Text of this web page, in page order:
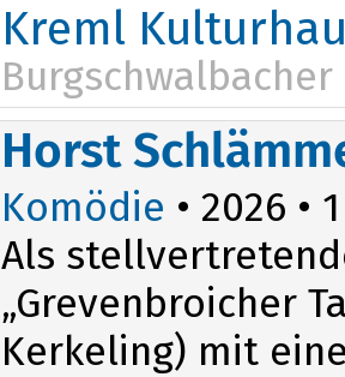
Kreml
Horst
Komödie • 2026 •
Als
„Grevenbroicher
Kerkeling) mit